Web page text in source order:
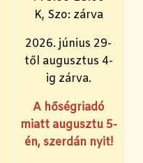
K, Szo: zárva
2026. június 29-
től augusztus 4-
ig zárva.
A hőségriadó
miatt augusztu 5-
én, szerdán nyit!